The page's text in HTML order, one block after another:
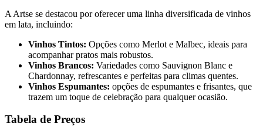
A Artse se destacou por oferecer uma linha diversificada de vinhos
em lata, incluindo:
Vinhos Tintos: Opções como Merlot e Malbec, ideais para
acompanhar pratos mais robustos.
Vinhos Brancos: Variedades como Sauvignon Blanc e
Chardonnay, refrescantes e perfeitas para climas quentes.
Vinhos Espumantes: opções de espumantes e frisantes, que
trazem um toque de celebração para qualquer ocasião.
Tabela de Preços